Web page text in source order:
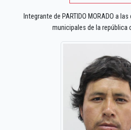
Integrante de PARTIDO MORADO a
municipales de la república